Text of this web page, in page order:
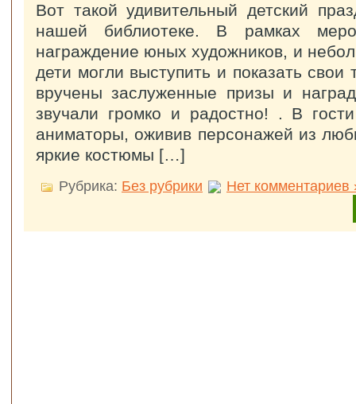
Документы
«Искусство»
Информационно-
компьютерный отдел
Отдел
комплектования и
Справочно-
библиографический
отдел
Подкасты
Статьи
Жизнь
Вот такой удивительный детский
нашей библиотеке. В рамках
награждение юных художников, и
дети могли выступить и показать
вручены заслуженные призы и
звучали громко и радостно! . В
аниматоры, оживив персонажей из
яркие костюмы […]
Рубрика: Без рубрики Нет комментариев